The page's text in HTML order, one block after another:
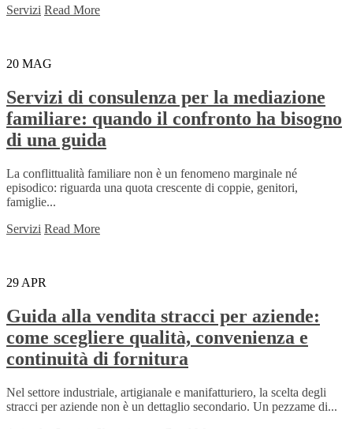
Servizi Read More
20 MAG
Servizi di consulenza per la mediazione
familiare: quando il confronto ha bisogno
di una guida
La conflittualità familiare non è un fenomeno marginale né
episodico: riguarda una quota crescente di coppie, genitori,
famiglie...
Servizi Read More
29 APR
Guida alla vendita stracci per aziende:
come scegliere qualità, convenienza e
continuità di fornitura
Nel settore industriale, artigianale e manifatturiero, la scelta degli
stracci per aziende non è un dettaglio secondario. Un pezzame di...